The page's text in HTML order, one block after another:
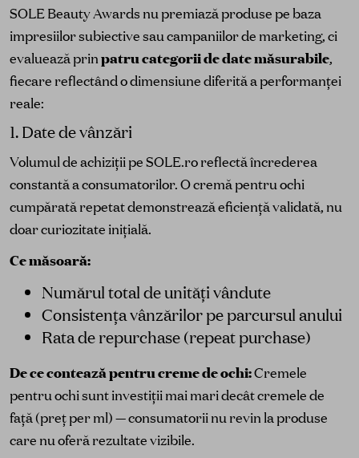
SOLE Beauty Awards nu premiază produse pe baza
impresiilor subiective sau campaniilor de marketing, ci
evaluează prinpatru categorii de date măsurabile,
fiecare reflectând o dimensiune diferită a performanței
reale:
1. Date de vânzări
Volumul de achiziții pe SOLE.ro reflectă încrederea
constantă a consumatorilor. O cremă pentru ochi
cumpărată repetat demonstrează eficiență validată, nu
doar curiozitate inițială.
Ce măsoară:
Numărul total de unități vândute
Consistența vânzărilor pe parcursul anului
Rata de repurchase (repeat purchase)
De ce contează pentru creme de ochi:Cremele
pentru ochi sunt investiții mai mari decât cremele de
față (preț per ml) — consumatorii nu revin la produse
care nu oferă rezultate vizibile.